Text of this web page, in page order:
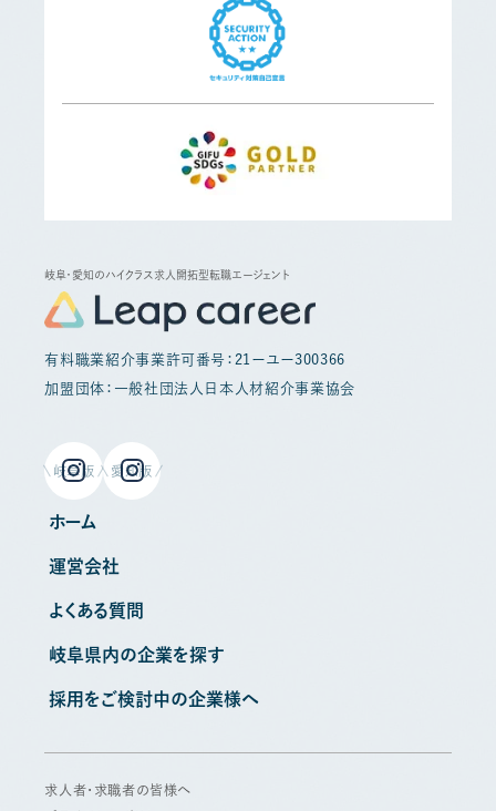
岐阜・愛知のハイクラス求人開拓型転職エージェント
有料職業紹介事業許可番号：21ーユー300366
加盟団体：一般社団法人日本人材紹介事業協会
岐阜版 愛知版
ホーム
運営会社
よくある質問
岐阜県内の企業を探す
採用をご検討中の企業様へ
求人者・求職者の皆様へ